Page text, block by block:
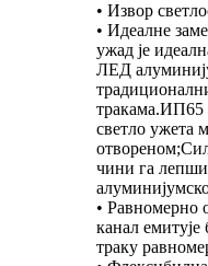
• Извор
• Идеалне
ужад је
ЛЕД
тракама.ИП65
светло ужета
чини га
• Равномерно
канал
траку